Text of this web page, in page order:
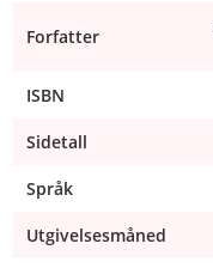
Forfatter
ISBN
Sidetall
Språk
Utgivelsesmåned